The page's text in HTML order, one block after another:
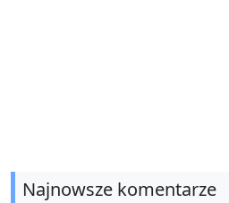
Najnowsze komentarze